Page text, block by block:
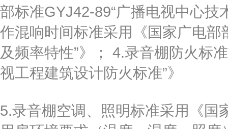
部标准GYJ42-89“广播电视中心技
作混响时间标准采用《国家广电
及频率特性”》； 4.录音棚防火标
视工程建筑设计防火标准”》
5.录音棚空调、照明标准采用《国